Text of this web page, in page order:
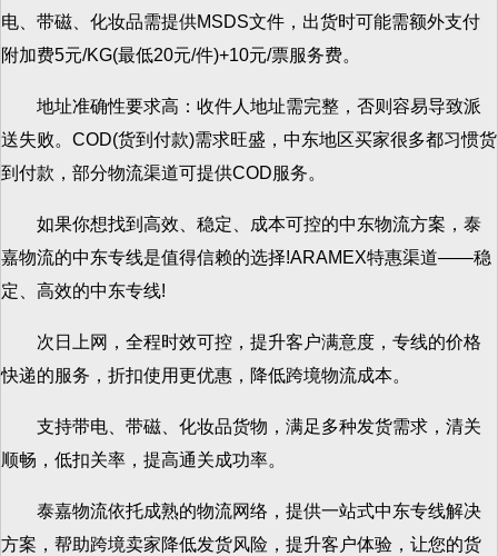
电、带磁、化妆品需提供MSDS文件，出货时可能需额外支付
附加费5元/KG(最低20元/件)+10元/票服务费。
地址准确性要求高：收件人地址需完整，否则容易导致派
送失败。COD(货到付款)需求旺盛，中东地区买家很多都习惯货
到付款，部分物流渠道可提供COD服务。
如果你想找到高效、稳定、成本可控的中东物流方案，泰
嘉物流的中东专线是值得信赖的选择!ARAMEX特惠渠道——稳
定、高效的中东专线!
次日上网，全程时效可控，提升客户满意度，专线的价格
快递的服务，折扣使用更优惠，降低跨境物流成本。
支持带电、带磁、化妆品货物，满足多种发货需求，清关
顺畅，低扣关率，提高通关成功率。
泰嘉物流依托成熟的物流网络，提供一站式中东专线解决
方案，帮助跨境卖家降低发货风险，提升客户体验，让您的货